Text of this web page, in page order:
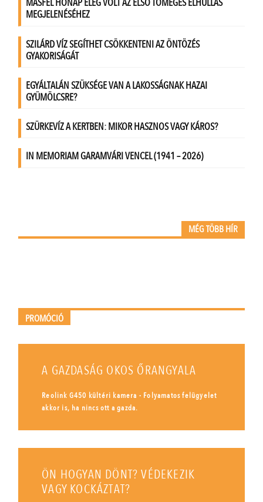
MÉG TÖBB HÍR
PROMÓCIÓ
A GAZDASÁG OKOS ŐRANGYALA
Reolink G450 kültéri kamera - Folyamatos felügyelet
akkor is, ha nincs ott a gazda.
ÖN HOGYAN DÖNT? VÉDEKEZIK
VAGY KOCKÁZTAT?